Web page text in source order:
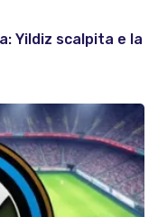
Yildiz scalpita e la